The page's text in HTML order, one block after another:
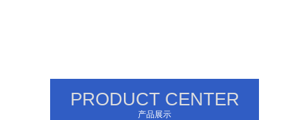
PRODUCT CENTER
产品展示